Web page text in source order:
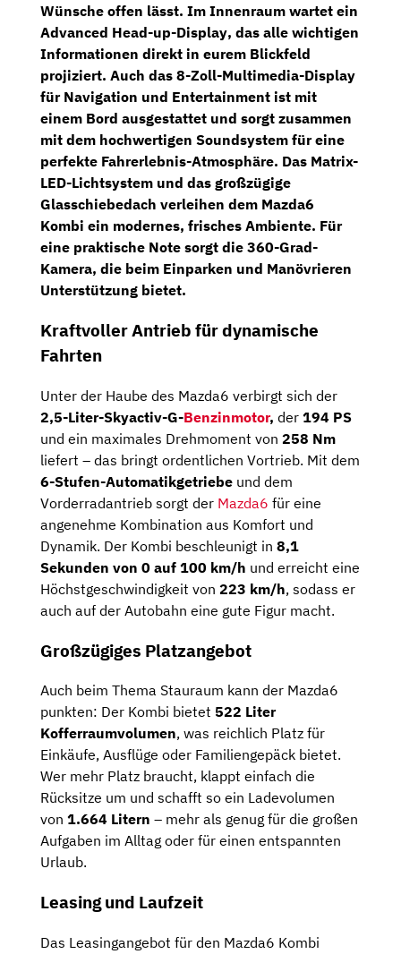
Wünsche offen lässt. Im Innenraum wartet ein
Advanced Head-up-Display, das alle wichtigen
Informationen direkt in eurem Blickfeld
projiziert. Auch das 8-Zoll-Multimedia-Display
für Navigation und Entertainment ist mit
einem Bord ausgestattet und sorgt zusammen
mit dem hochwertigen Soundsystem für eine
perfekte Fahrerlebnis-Atmosphäre. Das Matrix-
LED-Lichtsystem und das großzügige
Glasschiebedach verleihen dem Mazda6
Kombi ein modernes, frisches Ambiente. Für
eine praktische Note sorgt die 360-Grad-
Kamera, die beim Einparken und Manövrieren
Unterstützung bietet.
Kraftvoller Antrieb für dynamische
Fahrten
Unter der Haube des Mazda6 verbirgt sich der
2,5-Liter-Skyactiv-G-Benzinmotor, der 194 PS
und ein maximales Drehmoment von 258 Nm
liefert – das bringt ordentlichen Vortrieb. Mit dem
6-Stufen-Automatikgetriebe und dem
Vorderradantrieb sorgt der Mazda6 für eine
angenehme Kombination aus Komfort und
Dynamik. Der Kombi beschleunigt in 8,1
Sekunden von 0 auf 100 km/h und erreicht eine
Höchstgeschwindigkeit von 223 km/h, sodass er
auch auf der Autobahn eine gute Figur macht.
Großzügiges Platzangebot
Auch beim Thema Stauraum kann der Mazda6
punkten: Der Kombi bietet 522 Liter
Kofferraumvolumen, was reichlich Platz für
Einkäufe, Ausflüge oder Familiengepäck bietet.
Wer mehr Platz braucht, klappt einfach die
Rücksitze um und schafft so ein Ladevolumen
von 1.664 Litern – mehr als genug für die großen
Aufgaben im Alltag oder für einen entspannten
Urlaub.
Leasing und Laufzeit
Das Leasingangebot für den Mazda6 Kombi